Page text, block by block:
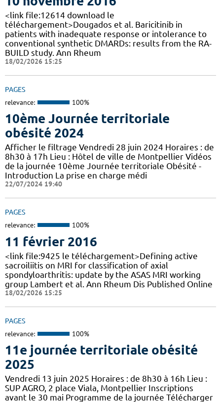
<link file:12614 download le
téléchargement>Dougados et al. Baricitinib in
patients with inadequate response or intolerance to
conventional synthetic DMARDs: results from the RA-
BUILD study. Ann Rheum
18/02/2026 15:25
PAGES
relevance: 100%
10ème Journée territoriale
obésité 2024
Afficher le filtrage Vendredi 28 juin 2024 Horaires : de
8h30 à 17h Lieu : Hôtel de ville de Montpellier Vidéos
de la journée 10ème Journée territoriale Obésité -
Introduction La prise en charge médi
22/07/2024 19:40
PAGES
relevance: 100%
11 février 2016
<link file:9425 le téléchargement>Defining active
sacroiliitis on MRI for classification of axial
spondyloarthritis: update by the ASAS MRI working
group Lambert et al. Ann Rheum Dis Published Online
18/02/2026 15:25
PAGES
relevance: 100%
11e journée territoriale obésité
2025
Vendredi 13 juin 2025 Horaires : de 8h30 à 16h Lieu :
SUP AGRO, 2 place Viala, Montpellier Inscriptions
avant le 30 mai Programme de la journée Télécharger